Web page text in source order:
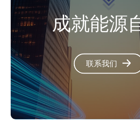
成就能源
联系我们